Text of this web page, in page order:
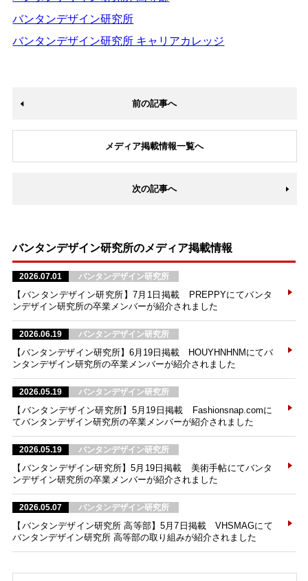
バンタンデザイン研究所
バンタンデザイン研究所 キャリアカレッジ
前の記事へ
メディア掲載情報一覧へ
次の記事へ
バンタンデザイン研究所のメディア掲載情報
2026.07.01 バンタンデザイン研究所
【バンタンデザイン研究所】7月1日掲載 PREPPYにてバンタ
ンデザイン研究所の卒業メンバーが紹介されました
2026.06.19 バンタンデザイン研究所
【バンタンデザイン研究所】6月19日掲載 HOUYHNHNMにてバ
ンタンデザイン研究所の卒業メンバーが紹介されました
2026.05.19 バンタンデザイン研究所
【バンタンデザイン研究所】5月19日掲載 Fashionsnap.comに
てバンタンデザイン研究所の卒業メンバーが紹介されました
2026.05.19 バンタンデザイン研究所
【バンタンデザイン研究所】5月19日掲載 美術手帖にてバンタ
ンデザイン研究所の卒業メンバーが紹介されました
2026.05.07 バンタンデザイン研究所
【バンタンデザイン研究所 高等部】5月7日掲載 VHSMAGにて
バンタンデザイン研究所 高等部の取り組みが紹介されました